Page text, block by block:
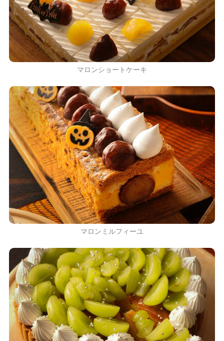
マロンショートケーキ
マロンミルフィーユ